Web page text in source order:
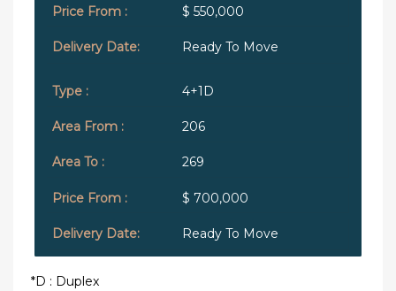
$ 550,000
Ready To Move
4+1D
206
269
$ 700,000
Ready To Move
*D : Duplex